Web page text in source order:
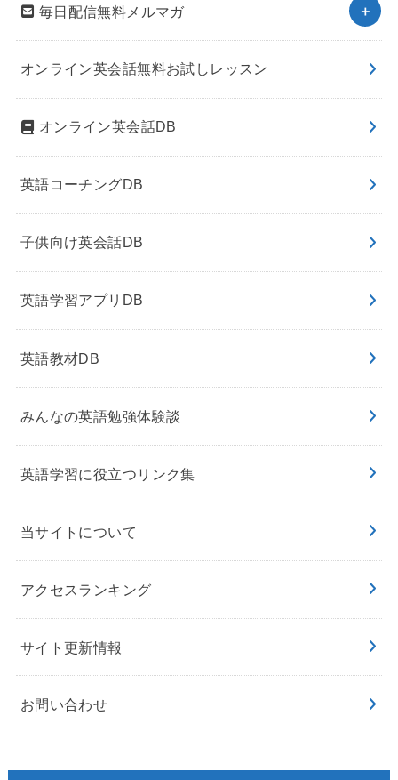
毎日配信無料メルマガ
オンライン英会話無料お試しレッスン
オンライン英会話DB
英語コーチングDB
子供向け英会話DB
英語学習アプリDB
英語教材DB
みんなの英語勉強体験談
英語学習に役立つリンク集
当サイトについて
アクセスランキング
サイト更新情報
お問い合わせ